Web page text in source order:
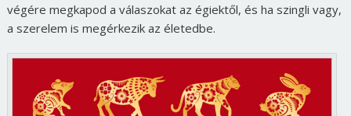
végére megkapod a válaszokat az égiektől, és ha szingli vagy,
a szerelem is megérkezik az életedbe.